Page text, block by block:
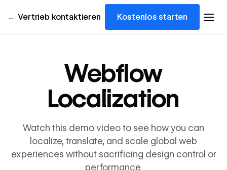
Vertrieb kontaktieren Kostenlos starten
Webflow
Localization
Watch this demo video to see how you can
localize, translate, and scale global web
experiences without sacrificing design control or
performance.